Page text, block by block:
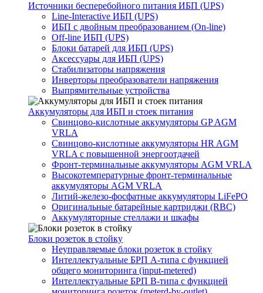
Источники бесперебойного питания ИБП (UPS)
Line-Interactive ИБП (UPS)
ИБП с двойным преобразованием (On-line)
Off-line ИБП (UPS)
Блоки батарей для ИБП (UPS)
Аксессуары для ИБП (UPS)
Стабилизаторы напряжения
Инверторы преобразователи напряжения
Выпрямительные устройства
Аккумуляторы для ИБП и стоек питания
Свинцово-кислотные аккумуляторы GP AGM
VRLA
Свинцово-кислотные аккумуляторы HR AGM
VRLA с повышенной энергоотдачей
Фронт-терминальные аккумуляторы AGM VRLA
Высокотемпературные фронт-терминальные
аккумуляторы AGM VRLA
Литий-железо-фосфатные аккумуляторы LiFePO
Оригинальные батарейные картриджи (RBC)
Аккумуляторные стеллажи и шкафы
Блоки розеток в стойку
Неуправляемые блоки розеток в стойку
Интеллектуальные БРП А-типа с функцией
общего мониторинга (input-metered)
Интеллектуальные БРП B-типа с функцией